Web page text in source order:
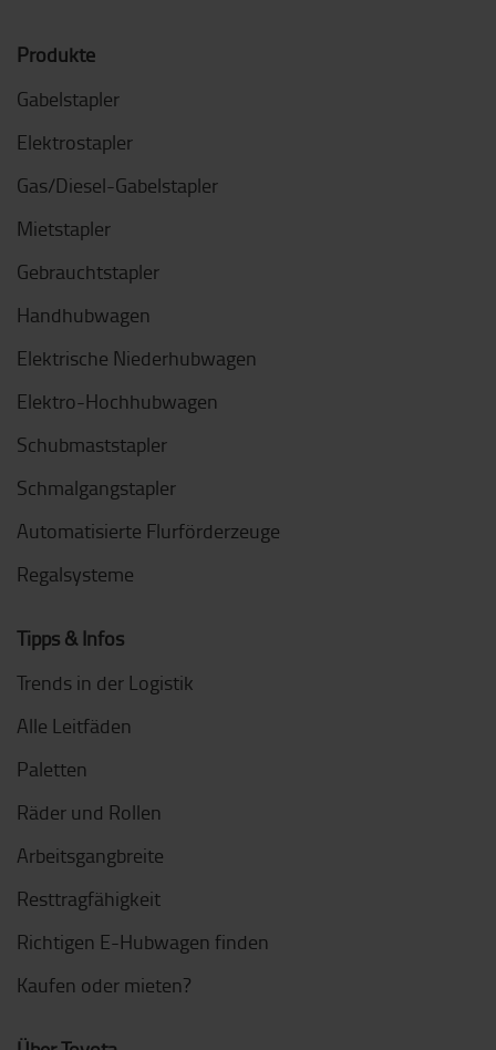
Produkte
Gabelstapler
Elektrostapler
Gas/Diesel-Gabelstapler
Mietstapler
Gebrauchtstapler
Handhubwagen
Elektrische Niederhubwagen
Elektro-Hochhubwagen
Schubmaststapler
Schmalgangstapler
Automatisierte Flurförderzeuge
Regalsysteme
Tipps & Infos
Trends in der Logistik
Alle Leitfäden
Paletten
Räder und Rollen
Arbeitsgangbreite
Resttragfähigkeit
Richtigen E-Hubwagen finden
Kaufen oder mieten?